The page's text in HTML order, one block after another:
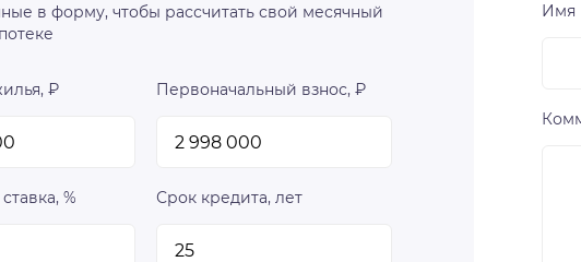
в форму, чтобы рассчитать свой месячный
₽ Первоначальный взнос, ₽
% Срок кредита, лет
Имя